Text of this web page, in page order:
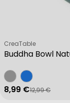
Buddha Bowl
Verkäufer:
CreaTable
Verkaufspreis
8,99 €
Regulärer Preis
12,99 €